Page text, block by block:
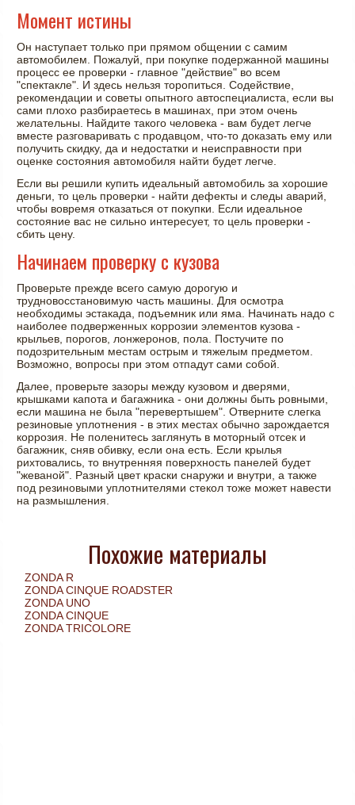
Момент истины
Он наступает только при прямом общении с самим
автомобилем. Пожалуй, при покупке подержанной машины
процесс ее проверки - главное "действие" во всем
"спектакле". И здесь нельзя торопиться. Содействие,
рекомендации и советы опытного автоспециалиста, если вы
сами плохо разбираетесь в машинах, при этом очень
желательны. Найдите такого человека - вам будет легче
вместе разговаривать с продавцом, что-то доказать ему или
получить скидку, да и недостатки и неисправности при
оценке состояния автомобиля найти будет легче.
Если вы решили купить идеальный автомобиль за хорошие
деньги, то цель проверки - найти дефекты и следы аварий,
чтобы вовремя отказаться от покупки. Если идеальное
состояние вас не сильно интересует, то цель проверки -
сбить цену.
Начинаем проверку с кузова
Проверьте прежде всего самую дорогую и
трудновосстановимую часть машины. Для осмотра
необходимы эстакада, подъемник или яма. Начинать надо с
наиболее подверженных коррозии элементов кузова -
крыльев, порогов, лонжеронов, пола. Постучите по
подозрительным местам острым и тяжелым предметом.
Возможно, вопросы при этом отпадут сами собой.
Далее, проверьте зазоры между кузовом и дверями,
крышками капота и багажника - они должны быть ровными,
если машина не была "перевертышем". Отверните слегка
резиновые уплотнения - в этих местах обычно зарождается
коррозия. Не поленитесь заглянуть в моторный отсек и
багажник, сняв обивку, если она есть. Если крылья
рихтовались, то внутренняя поверхность панелей будет
"жеваной". Разный цвет краски снаружи и внутри, а также
под резиновыми уплотнителями стекол тоже может навести
на размышления.
Похожие материалы
ZONDA R
ZONDA CINQUE ROADSTER
ZONDA UNO
ZONDA CINQUE
ZONDA TRICOLORE